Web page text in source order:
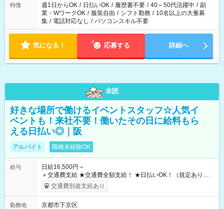
特徴 週1日からOK / 日払いOK / 履歴書不要 / 40～50代活躍中 / 副
業・WワークOK / 服装自由 / シフト勤務 / 10名以上の大量募
集 / 電話対応なし / パソコンスキル不要
気になる！ 応募する 詳細へ
未読
好きな場所で働けるイベントスタッフ☆人気イ
ベントも！来社不要！働いたその日に給料もら
える日払い◎｜阪
アルバイト 職種未経験OK
給与
日給16,500円～
＋交通費支給 ★交通費全額支給！ ★日払いOK！（規定あり） ┗
働いたその日に現金GET♪ お仕事後はコンビニATMから 日払
交通費別途支給あり
勤務地
京都市下京区